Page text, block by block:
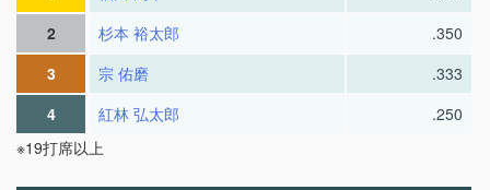
2
杉本 裕太郎
.350
3
宗 佑磨
.333
4
紅林 弘太郎
.250
※19打席以上